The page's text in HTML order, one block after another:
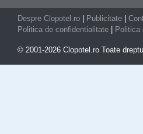
Despre Clopotel.ro Publicitate
Politica de confidentialitate
Politica
© 2001-2026 Clopotel.ro Toate